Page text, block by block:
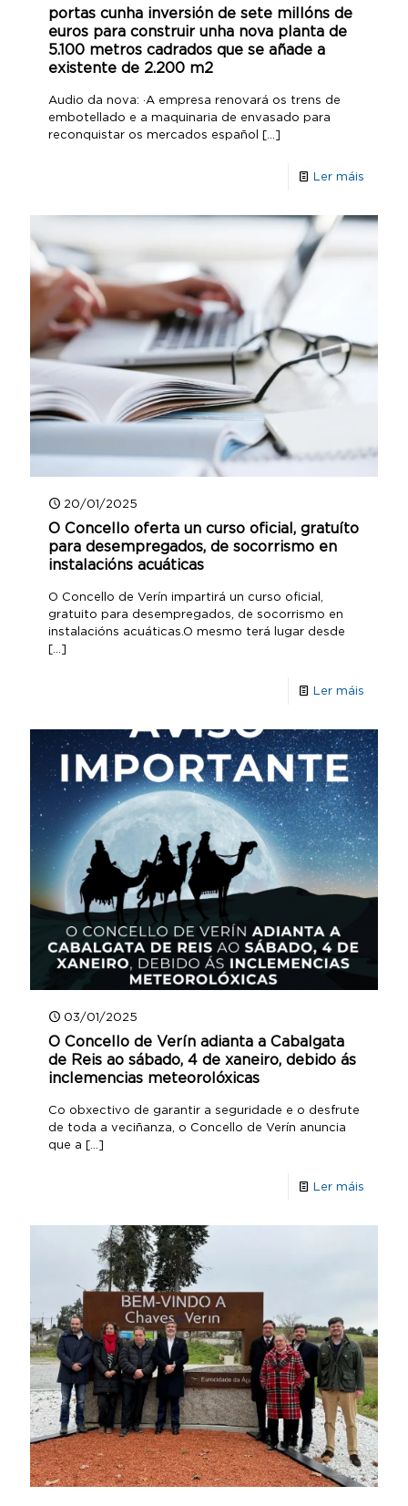
portas cunha inversión de sete millóns de
euros para construir unha nova planta de
5.100 metros cadrados que se añade a
existente de 2.200 m2
Audio da nova: ·A empresa renovará os trens de
embotellado e a maquinaria de envasado para
reconquistar os mercados español […]
Ler máis
20/01/2025
O Concello oferta un curso oficial, gratuíto
para desempregados, de socorrismo en
instalacións acuáticas
O Concello de Verín impartirá un curso oficial,
gratuito para desempregados, de socorrismo en
instalacións acuáticas.O mesmo terá lugar desde
[…]
Ler máis
03/01/2025
O Concello de Verín adianta a Cabalgata
de Reis ao sábado, 4 de xaneiro, debido ás
inclemencias meteorolóxicas
Co obxectivo de garantir a seguridade e o desfrute
de toda a veciñanza, o Concello de Verín anuncia
que a […]
Ler máis